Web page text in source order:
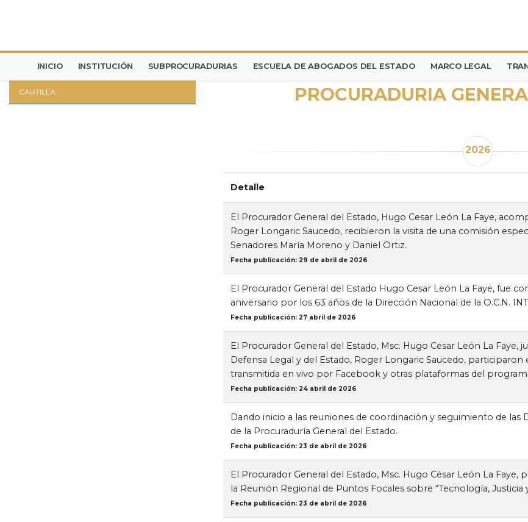
INICIO INSTITUCIÓN SUBPROCURADURIAS ESCUELA DE ABOGADOS DEL ESTADO MARCO LEGAL
CARTILLA PROCURADURIA
2026
Detalle
El Procurador General del Estado, Hugo Cesar León La Faye,
Roger Longaric Saucedo, recibieron la visita de una comisión
Senadores María Moreno y Daniel Ortiz.
Fecha publicación: 29 de abril de 2026
El Procurador General del Estado Hugo Cesar León La Faye, fue
aniversario por los 63 años de la Dirección Nacional de la O.C.N.
Fecha publicación: 27 abril de 2026
El Procurador General del Estado, Msc. Hugo Cesar León La Faye,
Defensa Legal y del Estado, Roger Longaric Saucedo, participaron
transmitida en vivo por Facebook y otras plataformas del
Fecha publicación: 24 abril de 2026
Dando inicio a las reuniones de coordinación y seguimiento de las
de la Procuraduría General del Estado.
Fecha publicación: 23 de abril de 2026
El Procurador General del Estado, Msc. Hugo César León La Faye,
la Reunión Regional de Puntos Focales sobre “Tecnología, Justicia
Fecha publicación: 23 de abril de 2026